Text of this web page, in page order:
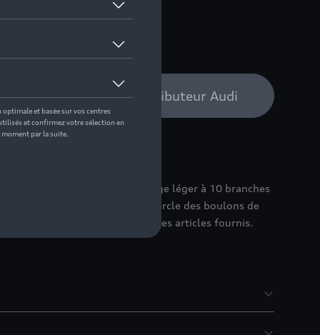
de stock
auprès de votre distributeur Audi
Audi avec des jantes en alliage léger à 10 branches
235/40 R19 96V XL. Cercle des boulons de
mm. Pneus non inclus dans les articles fournis.